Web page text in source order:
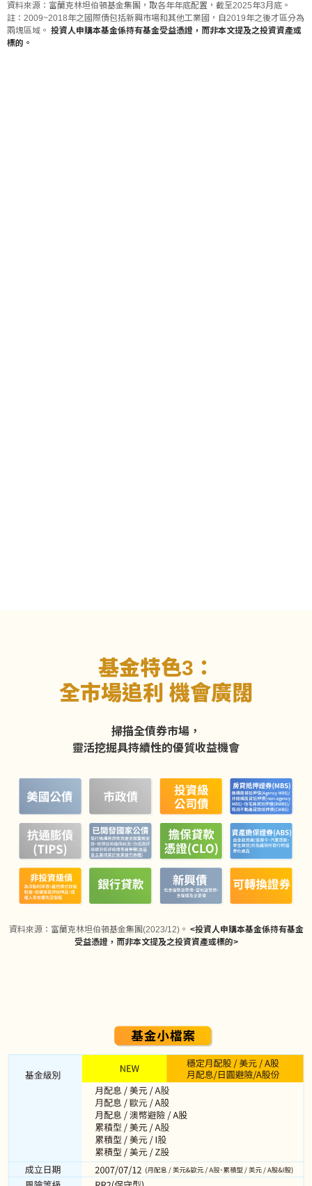
資料來源：富蘭克林坦伯頓基金集團，取各年年底配置，截至2025年3月底。
註：2009~2018年之國際債包括新興市場和其他工業國，自2019年之後才區分為
兩塊區域。 投資人申購本基金係持有基金受益憑證，而非本文提及之投資資產或
標的。
基金特色3：
全市場追利 機會廣闊
掃描全債券市場，
靈活挖掘具持續性的優質收益機會
資料來源：富蘭克林坦伯頓基金集團(2023/12)。 <投資人申購本基金係持有基金
受益憑證，而非本文提及之投資資產或標的>